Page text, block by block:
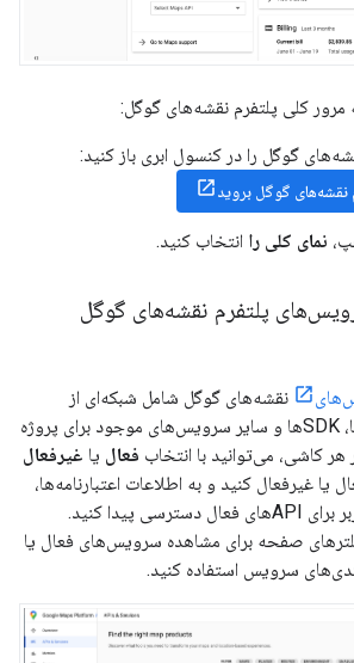
کلی پلتفرم نقشه‌های گوگل:
گوگل را در کنسول ابری باز کنید:
نقشه‌های گوگل بروید
نمای کلی را انتخاب کنید.
نقشه‌های گوگل شامل شبکه‌ای از
کاشی‌ها است که APIها، SDKها و سایر سرویس‌های موجود برای پروژه
کاشی، می‌توانید با انتخاب فعال یا غیرفعال
یا غیرفعال کنید و به اطلاعات اعتبارنامه‌ها،
و راهنماهای کاربر برای APIهای فعال دسترسی پیدا کنید.
صفحه برای مشاهده سرویس‌های فعال یا
سرویس استفاده کنید.